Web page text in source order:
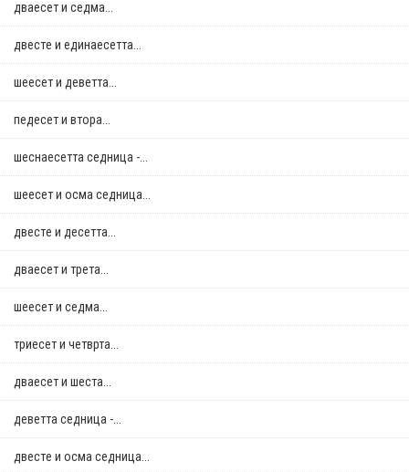
дваесет и седма...
двестe и единаесетта...
шеесет и деветта...
педесет и втора...
шеснаесетта седница -...
шеесет и осма седница...
двестe и десетта...
дваесет и трета...
шеесет и седма...
триесет и четврта...
дваесет и шеста...
деветта седница -...
двестe и осма седница...